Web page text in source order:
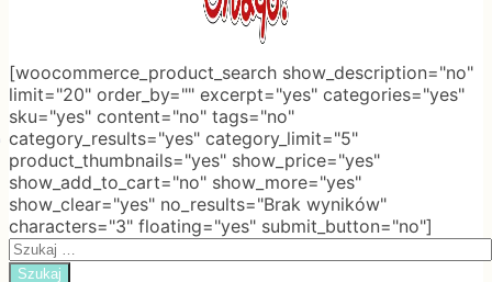
[woocommerce_product_search show_description="no"
limit="20" order_by="" excerpt="yes" categories="yes"
sku="yes" content="no" tags="no"
category_results="yes" category_limit="5"
product_thumbnails="yes" show_price="yes"
show_add_to_cart="no" show_more="yes"
show_clear="yes" no_results="Brak wyników"
characters="3" floating="yes" submit_button="no"]
Search
for: